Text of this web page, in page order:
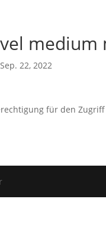
medium
Sep. 22, 2022
für den